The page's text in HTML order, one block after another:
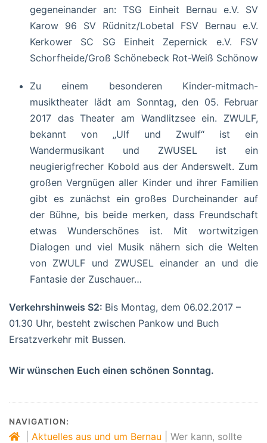
gegeneinander an: TSG Einheit Bernau e.V. SV
Karow 96 SV Rüdnitz/Lobetal FSV Bernau e.V.
Kerkower SC SG Einheit Zepernick e.V. FSV
Schorfheide/Groß Schönebeck Rot-Weiß Schönow
Zu einem besonderen Kinder-mitmach-
musiktheater lädt am Sonntag, den 05. Februar
2017 das Theater am Wandlitzsee ein. ZWULF,
bekannt von „Ulf und Zwulf“ ist ein
Wandermusikant und ZWUSEL ist ein
neugierigfrecher Kobold aus der Anderswelt. Zum
großen Vergnügen aller Kinder und ihrer Familien
gibt es zunächst ein großes Durcheinander auf
der Bühne, bis beide merken, dass Freundschaft
etwas Wunderschönes ist. Mit wortwitzigen
Dialogen und viel Musik nähern sich die Welten
von ZWULF und ZWUSEL einander an und die
Fantasie der Zuschauer…
Verkehrshinweis S2: Bis Montag, dem 06.02.2017 –
01.30 Uhr, besteht zwischen Pankow und Buch
Ersatzverkehr mit Bussen.
Wir wünschen Euch einen schönen Sonntag.
NAVIGATION:
Aktuelles aus und um Bernau Wer kann, sollte